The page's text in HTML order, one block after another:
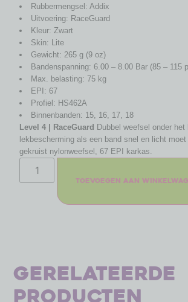
Rubbermengsel: Addix
Uitvoering: RaceGuard
Kleur: Zwart
Skin: Lite
Gewicht: 265 g (9 oz)
Bandenspanning: 6.00 – 8.00 Bar (85 – 115
Max. belasting: 75 kg
EPI: 67
Profiel: HS462A
Binnenbanden: 15, 16, 17, 18
Level 4 | RaceGuard Dubbel weefsel onder
lekbescherming als een band snel en licht
gekruist nylonweefsel, 67 EPI karkas.
Toevoegen aan
Gerelateerde
producten